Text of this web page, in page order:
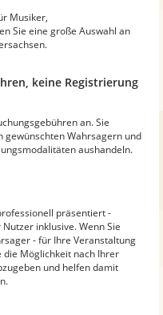
Musiker,
Sie eine große Auswahl an
keine Registrierung
an. Sie
gewünschten Wahrsagern und
aushandeln.
präsentiert -
inklusive. Wenn Sie
- für Ihre Veranstaltung
die Möglichkeit nach Ihrer
und helfen damit